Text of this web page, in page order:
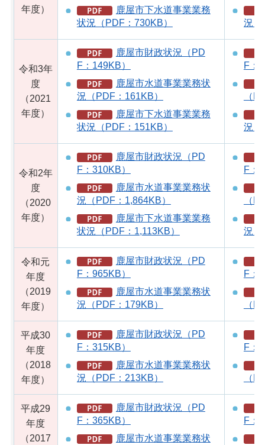
年度）
鹿屋市下水道事業業務
状況（PDF：730KB）
況（
令和3年
度
（2021
年度）
鹿屋市財政状況（PD
F：149KB）
鹿屋市水道事業業務状
況（PDF：161KB）
鹿屋市下水道事業業務
状況（PDF：151KB）
F：
（
況（
令和2年
度
（2020
年度）
鹿屋市財政状況（PD
F：310KB）
鹿屋市水道事業業務状
況（PDF：1,864KB）
鹿屋市下水道事業業務
状況（PDF：1,113KB）
F：
（
況（
令和元
年度
（2019
年度）
鹿屋市財政状況（PD
F：965KB）
鹿屋市水道事業業務状
況（PDF：179KB）
F：
（
平成30
年度
（2018
年度）
鹿屋市財政状況（PD
F：315KB）
鹿屋市水道事業業務状
況（PDF：213KB）
F：
（
平成29
年度
（2017
鹿屋市財政状況（PD
F：365KB）
鹿屋市水道事業業務状
F：